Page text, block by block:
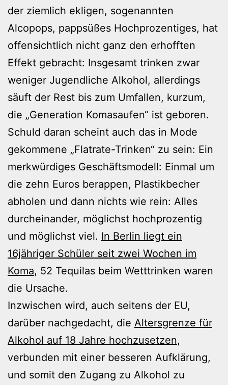
der ziemlich ekligen, sogenannten
Alcopops, pappsüßes Hochprozentiges, hat
offensichtlich nicht ganz den erhofften
Effekt gebracht: Insgesamt trinken zwar
weniger Jugendliche Alkohol, allerdings
säuft der Rest bis zum Umfallen, kurzum,
die „Generation Komasaufen“ ist geboren.
Schuld daran scheint auch das in Mode
gekommene „Flatrate-Trinken“ zu sein: Ein
merkwürdiges Geschäftsmodell: Einmal um
die zehn Euros berappen, Plastikbecher
abholen und dann nichts wie rein: Alles
durcheinander, möglichst hochprozentig
und möglichst viel. In Berlin liegt ein
16jähriger Schüler seit zwei Wochen im
Koma, 52 Tequilas beim Wetttrinken waren
die Ursache.
Inzwischen wird, auch seitens der EU,
darüber nachgedacht, die Altersgrenze für
Alkohol auf 18 Jahre hochzusetzen,
verbunden mit einer besseren Aufklärung,
und somit den Zugang zu Alkohol zu